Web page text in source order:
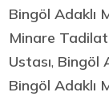
Bingöl Adaklı
Minare Tadilat
Ustası, Bingöl
Bingöl Adaklı